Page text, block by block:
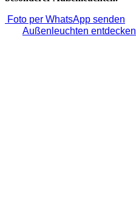
Foto per WhatsApp senden
Außenleuchten entdecken